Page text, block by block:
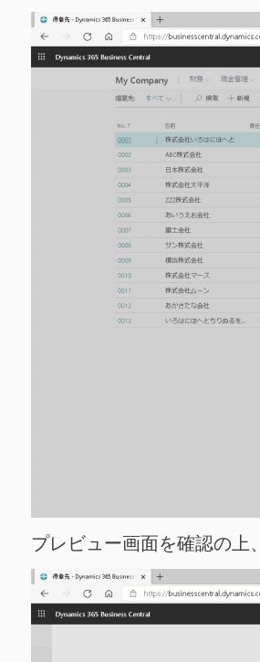
プレビュー画面を確認の上